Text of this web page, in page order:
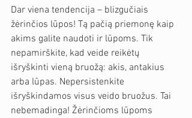
Dar viena tendencija – blizgučiais
žėrinčios lūpos! Tą pačią priemonę kaip
akims galite naudoti ir lūpoms. Tik
nepamirškite, kad veide reikėtų
išryškinti vieną bruožą: akis, antakius
arba lūpas. Nepersistenkite
išryškindamos visus veido bruožus. Tai
nebemadinga! Žėrinčioms lūpoms